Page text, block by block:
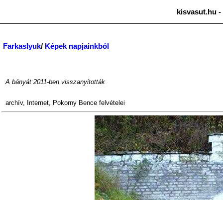
kisvasut.hu -
Farkaslyuk/ Képek napjainkból
A bányát 2011-ben visszanyitották
archív, Internet, Pokorny Bence felvételei